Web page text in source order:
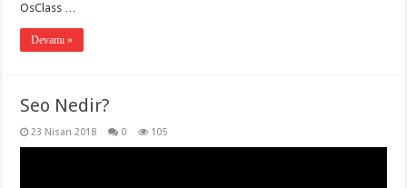
OsClass …
Devamı »
Seo Nedir?
23 Nisan 2018 0 105